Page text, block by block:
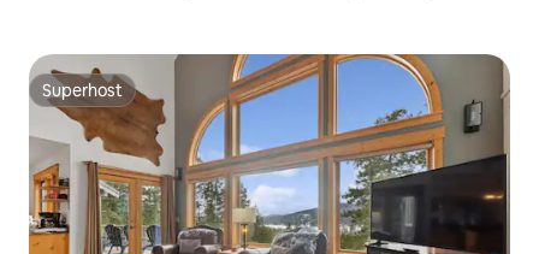
Superhost
Superhost